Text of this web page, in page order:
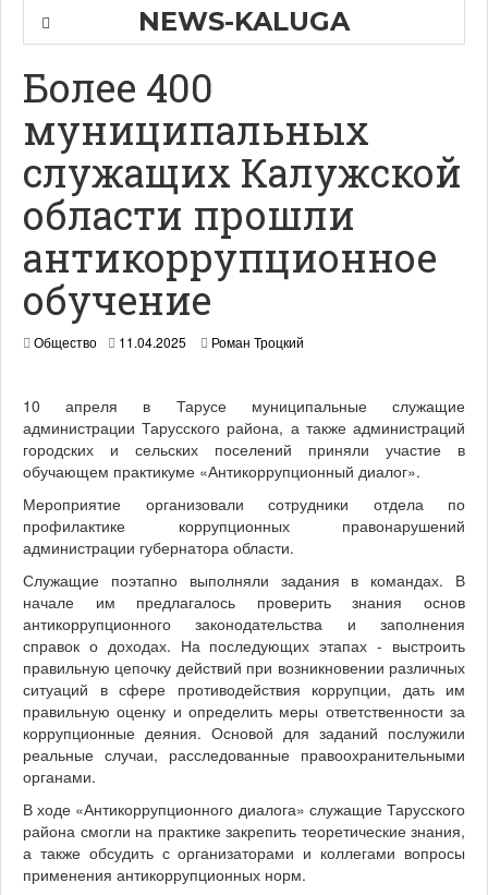
NEWS-KALUGA
Более 400
муниципальных
служащих Калужской
области прошли
антикоррупционное
обучение
Общество 11.04.2025 Роман Троцкий
10 апреля в Тарусе муниципальные служащие
администрации Тарусского района, а также администраций
городских и сельских поселений приняли участие в
обучающем практикуме «Антикоррупционный диалог».
Мероприятие организовали сотрудники отдела по
профилактике коррупционных правонарушений
администрации губернатора области.
Служащие поэтапно выполняли задания в командах. В
начале им предлагалось проверить знания основ
антикоррупционного законодательства и заполнения
справок о доходах. На последующих этапах - выстроить
правильную цепочку действий при возникновении различных
ситуаций в сфере противодействия коррупции, дать им
правильную оценку и определить меры ответственности за
коррупционные деяния. Основой для заданий послужили
реальные случаи, расследованные правоохранительными
органами.
В ходе «Антикоррупционного диалога» служащие Тарусского
района смогли на практике закрепить теоретические знания,
а также обсудить с организаторами и коллегами вопросы
применения антикоррупционных норм.